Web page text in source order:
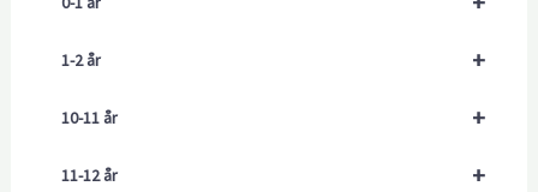
+
1-2 år
+
10-11 år
+
11-12 år